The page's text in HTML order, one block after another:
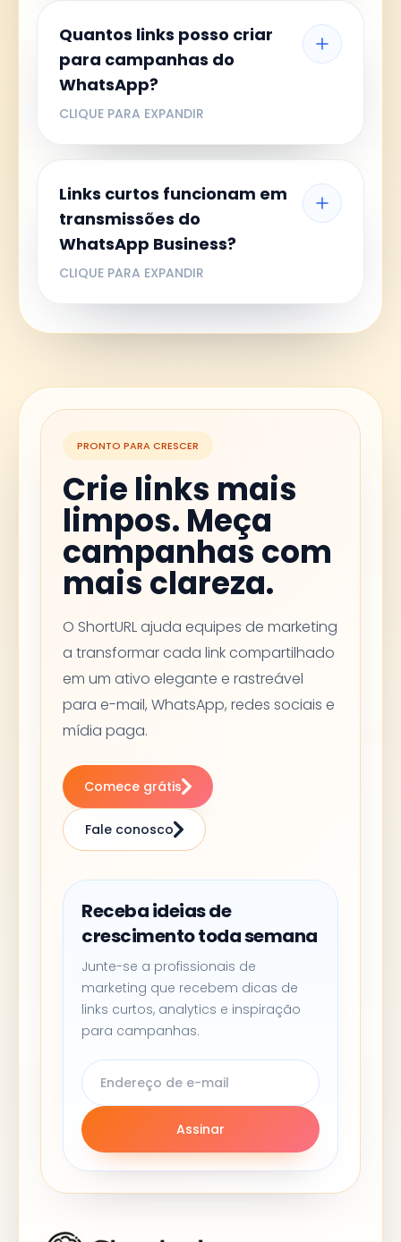
curtos personalizados para que seus
links apareçam como sua-
marca.link/slug em vez de um
domínio genérico. Links com marca
recebem 39% mais cliques.
Quantos links posso criar
para campanhas do
WhatsApp?
CLIQUE PARA EXPANDIR
permite criar links sem cartão de
crédito (links gratuitos expiram em 5
dias). Planos pagos incluem links
permanentes, domínios
Links curtos funcionam em
transmissões do
WhatsApp Business?
CLIQUE PARA EXPANDIR
curtos são especialmente valiosos
porque a API não fornece dados de
cliques por destinatário - o
rastreamento do link curto preenche
essa lacuna.
PRONTO PARA CRESCER
Crie links mais
limpos. Meça
campanhas com
mais clareza.
O ShortURL ajuda equipes de marketing
a transformar cada link compartilhado
em um ativo elegante e rastreável
para e-mail, WhatsApp, redes sociais e
mídia paga.
Comece grátis
Fale conosco
Receba ideias de
crescimento toda semana
Junte-se a profissionais de
marketing que recebem dicas de
links curtos, analytics e inspiração
para campanhas.
Assinar